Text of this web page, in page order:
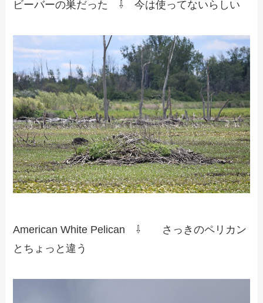
ビーバーの巣だった ⇩ 今は使ってないらしい
American White Pelican ⇩ さっきのペリカン
とちょっと違う